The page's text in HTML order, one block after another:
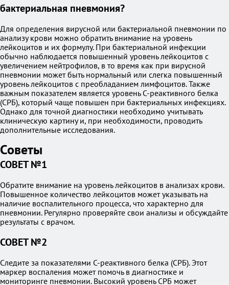
бактериальная пневмония?
Для определения вирусной или бактериальной пневмонии по
анализу крови можно обратить внимание на уровень
лейкоцитов и их формулу. При бактериальной инфекции
обычно наблюдается повышенный уровень лейкоцитов с
увеличением нейтрофилов, в то время как при вирусной
пневмонии может быть нормальный или слегка повышенный
уровень лейкоцитов с преобладанием лимфоцитов. Также
важным показателем является уровень С-реактивного белка
(СРБ), который чаще повышен при бактериальных инфекциях.
Однако для точной диагностики необходимо учитывать
клиническую картину и, при необходимости, проводить
дополнительные исследования.
Советы
СОВЕТ №1
Обратите внимание на уровень лейкоцитов в анализах крови.
Повышенное количество лейкоцитов может указывать на
наличие воспалительного процесса, что характерно для
пневмонии. Регулярно проверяйте свои анализы и обсуждайте
результаты с врачом.
СОВЕТ №2
Следите за показателями С-реактивного белка (СРБ). Этот
маркер воспаления может помочь в диагностике и
мониторинге пневмонии. Высокий уровень СРБ может